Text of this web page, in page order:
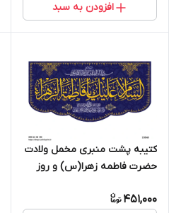
افزودن به سبد
کتیبه پشت منبری مخمل ولادت
حضرت فاطمه زهرا(س) و روز
451,000